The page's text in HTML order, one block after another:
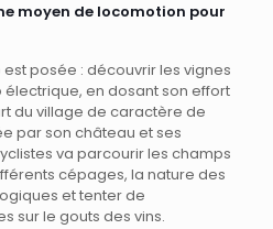
moyen de locomotion pour
posée : découvrir les vignes
en dosant son effort
du village de caractère de
par son château et ses
va parcourir les champs
cépages, la nature des
et tenter de
sur le gouts des vins.